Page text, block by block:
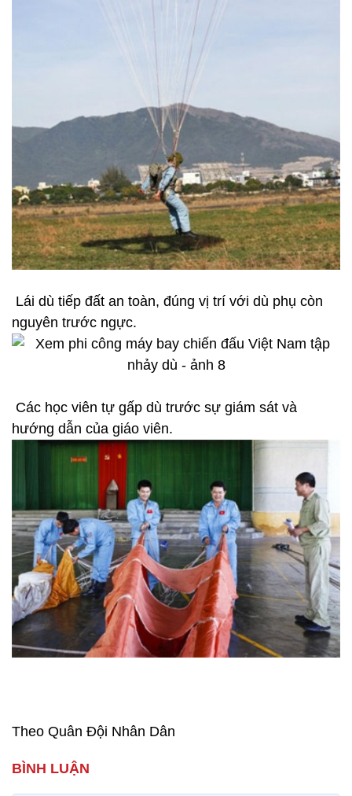
Lái dù tiếp đất an toàn, đúng vị trí với dù phụ còn
nguyên trước ngực.
Các học viên tự gấp dù trước sự giám sát và
hướng dẫn của giáo viên.
Theo Quân Đội Nhân Dân